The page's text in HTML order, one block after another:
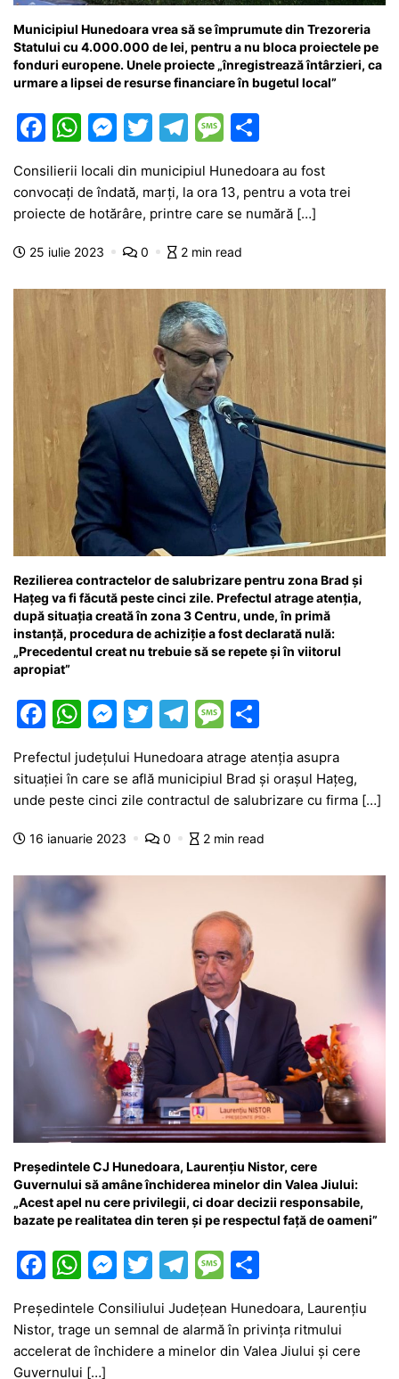
Municipiul Hunedoara vrea să se împrumute din Trezoreria
Statului cu 4.000.000 de lei, pentru a nu bloca proiectele pe
fonduri europene. Unele proiecte „înregistrează întârzieri, ca
urmare a lipsei de resurse financiare în bugetul local”
F
c
e
b
o
W
at
s
A
p
M
s
s
e
g
T
itt
er
T
e
gr
a
M
s
s
a
g
e
ta
je
ă
Consilierii locali din municipiul Hunedoara au fost
convocați de îndată, marți, la ora 13, pentru a vota trei
proiecte de hotărâre, printre care se numără […]
25 iulie 2023 0 2 min read
Rezilierea contractelor de salubrizare pentru zona Brad și
Hațeg va fi făcută peste cinci zile. Prefectul atrage atenția,
după situația creată în zona 3 Centru, unde, în primă
instanță, procedura de achiziție a fost declarată nulă:
„Precedentul creat nu trebuie să se repete și în viitorul
apropiat”
F
c
e
b
o
o
k
W
at
s
A
p
p
M
s
s
e
n
g
T
itt
er
T
e
gr
a
m
M
s
s
a
e
ta
je
a
ă
Prefectul județului Hunedoara atrage atenția asupra
situației în care se află municipiul Brad și orașul Hațeg,
unde peste cinci zile contractul de salubrizare cu firma […]
16 ianuarie 2023 0 2 min read
Președintele CJ Hunedoara, Laurențiu Nistor, cere
Guvernului să amâne închiderea minelor din Valea Jiului:
„Acest apel nu cere privilegii, ci doar decizii responsabile,
bazate pe realitatea din teren și pe respectul față de oameni”
F
c
e
W
at
s
M
s
s
T
itt
er
T
e
gr
M
s
s
ta
je
Președintele Consiliului Județean Hunedoara, Laurențiu
Nistor, trage un semnal de alarmă în privința ritmului
accelerat de închidere a minelor din Valea Jiului și cere
Guvernului […]